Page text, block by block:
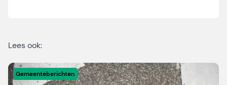
Lees ook:
Gemeenteberichten